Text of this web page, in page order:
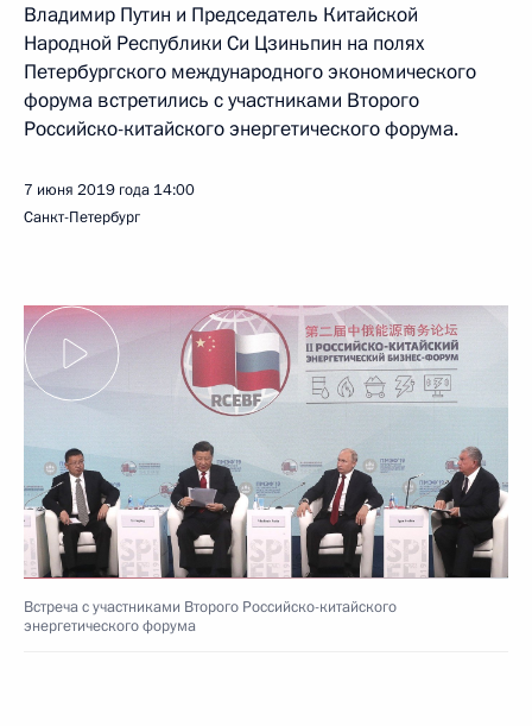
Владимир Путин и Председатель Китайской
Народной Республики Си Цзиньпин на полях
Петербургского международного экономического
форума встретились с участниками Второго
Российско-китайского энергетического форума.
7 июня 2019 года 14:00
Санкт-Петербург
Встреча с участниками Второго Российско-китайского
энергетического форума